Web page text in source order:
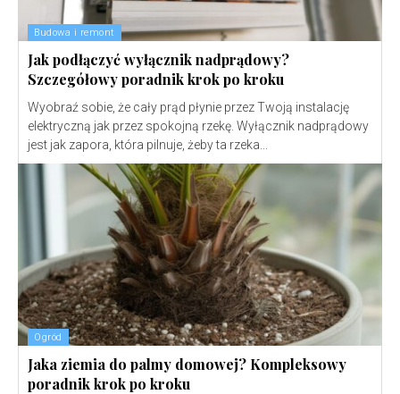
Budowa i remont
Jak podłączyć wyłącznik nadprądowy?
Szczegółowy poradnik krok po kroku
Wyobraź sobie, że cały prąd płynie przez Twoją instalację
elektryczną jak przez spokojną rzekę. Wyłącznik nadprądowy
jest jak zapora, która pilnuje, żeby ta rzeka...
Ogród
Jaka ziemia do palmy domowej? Kompleksowy
poradnik krok po kroku